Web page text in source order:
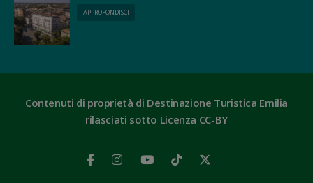
APPROFONDISCI
Contenuti di proprietà di Destinazione Turistica Emilia
rilasciati sotto Licenza CC-BY